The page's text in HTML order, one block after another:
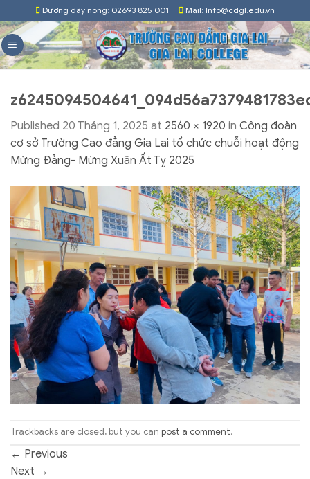
to
content
Đường dây nóng: 02693 825 001 Mail: Info@cdgl.edu.vn
Published 20 Tháng 1, 2025 at 2560 × 1920 in Công đoàn
cơ sở Trường Cao đẳng Gia Lai tổ chức chuỗi hoạt động
Mừng Đảng- Mừng Xuân Ất Tỵ 2025
Trackbacks are closed, but you can post a comment.
← Previous
Next →